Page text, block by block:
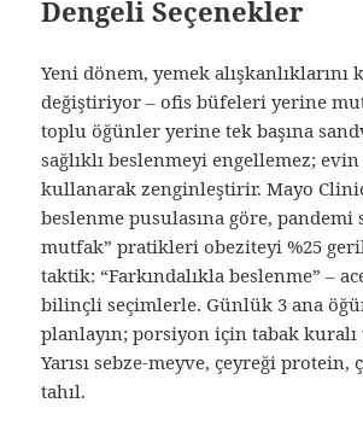
Dengeli Seçenekler
Yeni dönem, yemek alışkanlıklarını
değiştiriyor – ofis büfeleri yerine
toplu öğünler yerine tek başına
sağlıklı beslenmeyi engellemez; evin
kullanarak zenginleştirir. Mayo
beslenme pusulasına göre, pandemi
mutfak” pratikleri obeziteyi %25
taktik: “Farkındalıkla beslenme” –
bilinçli seçimlerle. Günlük 3 ana
planlayın; porsiyon için tabak kuralı
Yarısı sebze-meyve, çeyreği protein,
tahıl.